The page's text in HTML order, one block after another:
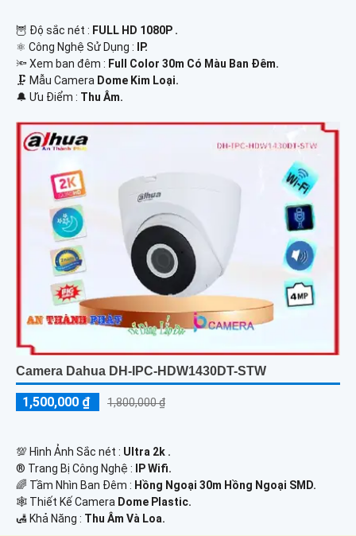
🦉 Độ sắc nét : FULL HD 1080P .
⚛️ Công Nghệ Sử Dụng :
IP.
🔦 Xem ban đêm : Full Color 30m Có Màu Ban Đêm.
🗜️ Mẫu Camera Dome Kim Loại.
️🔔 Ưu Điểm : Thu Âm.
Camera Dahua DH-IPC-HDW1430DT-STW
1,500,000 ₫ 1,800,000 ₫
💯 Hình Ảnh Sắc nét : Ultra 2k .
®️ Trang Bị Công Nghệ :
IP Wifi.
🌈 Tầm Nhìn Ban Đêm : Hồng Ngoại 30m Hồng Ngoại SMD.
🕸️ Thiết Kế Camera Dome Plastic.
️🛃 Khả Năng : Thu Âm Và Loa.